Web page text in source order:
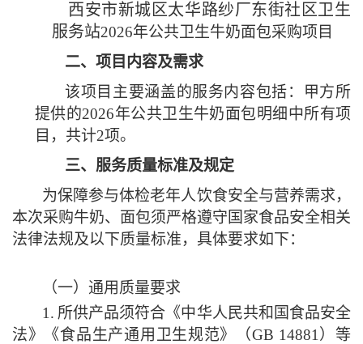
西安市新城区太华路纱厂东街社区卫生
服务站2026年公共卫生牛奶面包采购项目
二、 项目内容及需求
该项目主要涵盖的服务内容包括：甲方所
提供的2026年公共卫生牛奶面包明细中所有项
目，共计2项。
三、 服务质量标准及规定
为保障参与体检老年人饮食安全与营养需求，
本次采购牛奶、面包须严格遵守国家食品安全相关
法律法规及以下质量标准，具体要求如下：
（一）通用质量要求
1. 所供产品须符合《中华人民共和国食品安全
法》《食品生产通用卫生规范》（GB 14881）等